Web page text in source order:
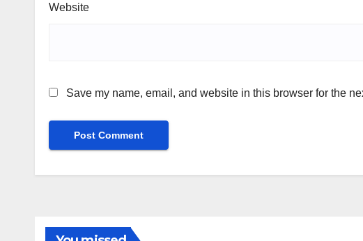
Website
Save my name, email, and website in this browser for the